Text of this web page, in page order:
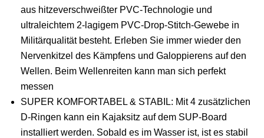
aus hitzeverschweißter PVC-Technologie und
ultraleichtem 2-lagigem PVC-Drop-Stitch-Gewebe in
Militärqualität besteht. Erleben Sie immer wieder den
Nervenkitzel des Kämpfens und Galoppierens auf den
Wellen. Beim Wellenreiten kann man sich perfekt
messen
SUPER KOMFORTABEL & STABIL: Mit 4 zusätzlichen
D-Ringen kann ein Kajaksitz auf dem SUP-Board
installiert werden. Sobald es im Wasser ist, ist es stabil